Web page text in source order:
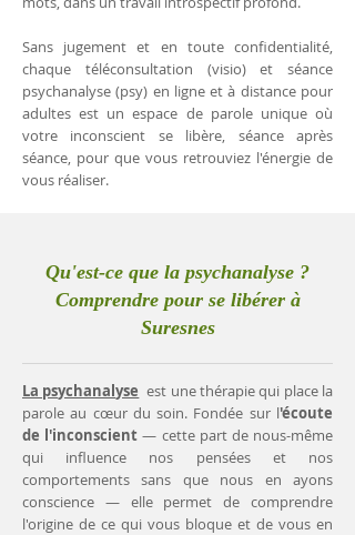
Sans jugement et en toute confidentialité,
chaque téléconsultation (visio) et séance
psychanalyse (psy) en ligne et à distance pour
adultes est un espace de parole unique où
votre inconscient se libère, séance après
séance, pour que vous retrouviez l'énergie de
vous réaliser.
Qu'est-ce que la psychanalyse ?
Comprendre pour se libérer à
Suresnes
La psychanalyse est une thérapie qui place la
parole au cœur du soin. Fondée sur l'écoute
de l'inconscient— cette part de nous-même
qui influence nos pensées et nos
comportements sans que nous en ayons
conscience — elle permet de comprendre
l'origine de ce qui vous bloque et de vous en